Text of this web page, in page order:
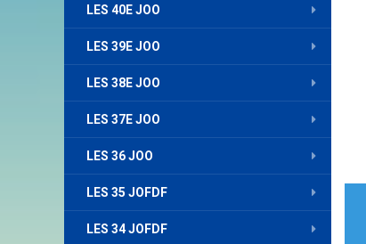
LES 40E JOO
LES 39E JOO
LES 38E JOO
LES 37E JOO
LES 36 JOO
LES 35 JOFDF
LES 34 JOFDF